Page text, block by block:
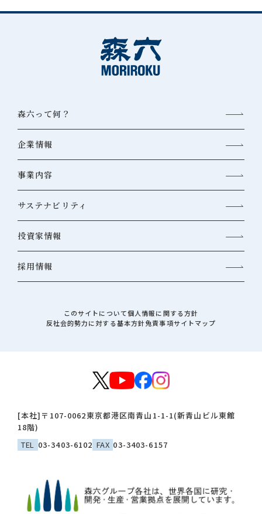
[本社] 〒107-0062東京都港区南青山1-1-1(新青山ビル東館
18階)
TEL 03-3403-6102 FAX 03-3403-6157
森六って何？
企業情報
事業内容
サステナビリティ
投資家情報
採用情報
このサイトについて個人情報に関する方針
反社会的勢力に対する基本方針免責事項サイトマップ